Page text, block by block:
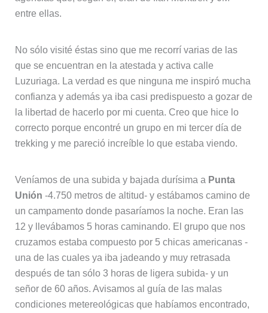
entre ellas.
No sólo visité éstas sino que me recorrí varias de las
que se encuentran en la atestada y activa calle
Luzuriaga. La verdad es que ninguna me inspiró mucha
confianza y además ya iba casi predispuesto a gozar de
la libertad de hacerlo por mi cuenta. Creo que hice lo
correcto porque encontré un grupo en mi tercer día de
trekking y me pareció increíble lo que estaba viendo.
Veníamos de una subida y bajada durísima a Punta
Unión -4.750 metros de altitud- y estábamos camino de
un campamento donde pasaríamos la noche. Eran las
12 y llevábamos 5 horas caminando. El grupo que nos
cruzamos estaba compuesto por 5 chicas americanas -
una de las cuales ya iba jadeando y muy retrasada
después de tan sólo 3 horas de ligera subida- y un
señor de 60 años. Avisamos al guía de las malas
condiciones metereológicas que habíamos encontrado,